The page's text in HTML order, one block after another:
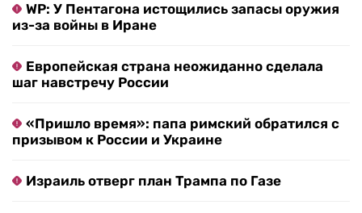
WP: У Пентагона истощились запасы оружия
из-за войны в Иране
Европейская страна неожиданно сделала
шаг навстречу России
«Пришло время»: папа римский обратился с
призывом к России и Украине
Израиль отверг план Трампа по Газе